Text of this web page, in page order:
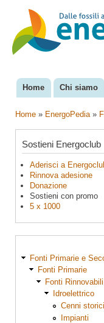
EnergoClub
per la
riconversione
del sistema
Menu principale
Home Chi siamo
Home » EnergoPedia »
Sostieni Energoclub
Aderisci a
Rinnova adesione
Donazione
Sostieni con promo
5 x 1000
Fonti Primarie e
Fonti Primarie
Fonti Rinnovabili
Idroelettrico
Cenni storici
Impianti